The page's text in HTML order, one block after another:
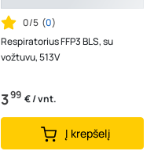
0/5 (0)
Respiratorius FFP3 BLS, su
vožtuvu, 513V
399 € / vnt.
Į krepšelį